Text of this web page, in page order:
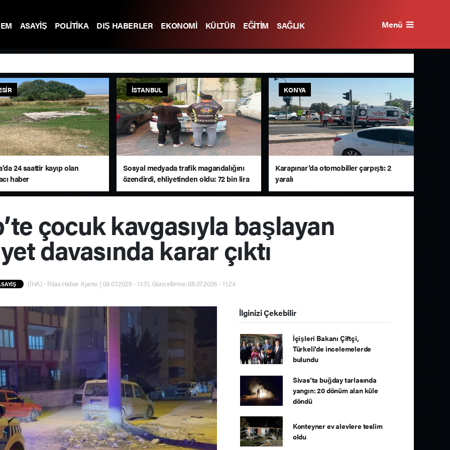
ASAYİŞ POLİTİKA DIŞ HABERLER EKONOMİ KÜLTÜR EĞİTİM SAĞLIK Menü
24 saattir kayıp olan
haber
İSTANBUL
Sosyal medyada trafik magandalığını
özendirdi, ehliyetinden oldu: 72 bin lira
ceza
KONYA
Karapınar’da otomobiller çarpıştı: 2
yaralı
çocuk kavgasıyla başlayan
davasında karar çıktı
(İHA) - İhlas Haber Ajansı | 08.07.2026 - 11:31, Güncelleme: 08.07.2026 - 11:24
İlginizi Çekebilir
İçişleri Bakanı Çiftçi,
Türkeli’de incelemelerde
bulundu
Sivas’ta buğday tarlasında
yangın: 20 dönüm alan küle
döndü
Konteyner ev alevlere teslim
oldu